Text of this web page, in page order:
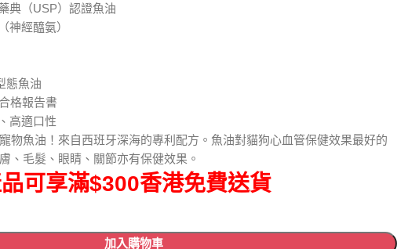
典（USP）認證魚油
神經醯氨）
態魚油
格報告書
高適口性
物魚油！來自西班牙深海的專利配方。魚油對貓狗心血管保健效果最好的
、毛髮、眼睛、關節亦有保健效果。
可享滿$300香港免費送貨
加入購物車